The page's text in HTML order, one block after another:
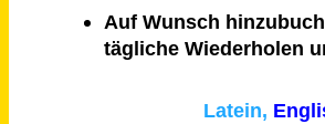
Auf Wunsch
tägliche Wiederholen
Latein,